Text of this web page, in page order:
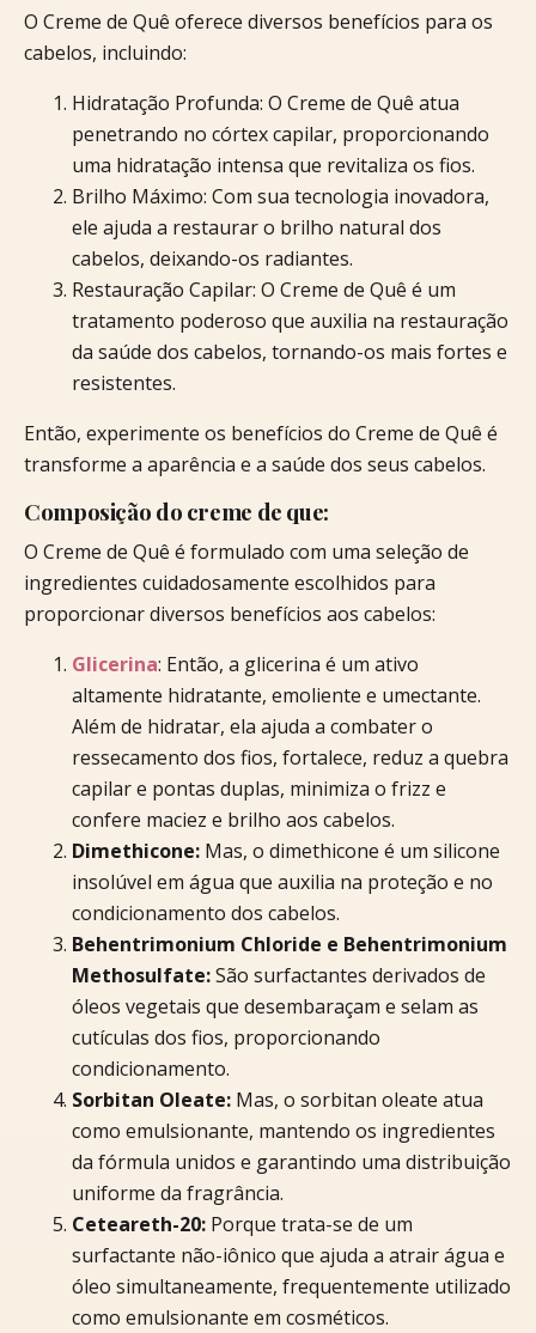
O Creme de Quê oferece diversos benefícios para os
cabelos, incluindo:
Hidratação Profunda: O Creme de Quê atua
penetrando no córtex capilar, proporcionando
uma hidratação intensa que revitaliza os fios.
Brilho Máximo: Com sua tecnologia inovadora,
ele ajuda a restaurar o brilho natural dos
cabelos, deixando-os radiantes.
Restauração Capilar: O Creme de Quê é um
tratamento poderoso que auxilia na restauração
da saúde dos cabelos, tornando-os mais fortes e
resistentes.
Então, experimente os benefícios do Creme de Quê é
transforme a aparência e a saúde dos seus cabelos.
Composição do creme de que:
O Creme de Quê é formulado com uma seleção de
ingredientes cuidadosamente escolhidos para
proporcionar diversos benefícios aos cabelos:
Glicerina: Então, a glicerina é um ativo
altamente hidratante, emoliente e umectante.
Além de hidratar, ela ajuda a combater o
ressecamento dos fios, fortalece, reduz a quebra
capilar e pontas duplas, minimiza o frizz e
confere maciez e brilho aos cabelos.
Dimethicone: Mas, o dimethicone é um silicone
insolúvel em água que auxilia na proteção e no
condicionamento dos cabelos.
Behentrimonium Chloride e Behentrimonium
Methosulfate:São surfactantes derivados de
óleos vegetais que desembaraçam e selam as
cutículas dos fios, proporcionando
condicionamento.
Sorbitan Oleate: Mas, o sorbitan oleate atua
como emulsionante, mantendo os ingredientes
da fórmula unidos e garantindo uma distribuição
uniforme da fragrância.
Ceteareth-20: Porque trata-se de um
surfactante não-iônico que ajuda a atrair água e
óleo simultaneamente, frequentemente utilizado
como emulsionante em cosméticos.